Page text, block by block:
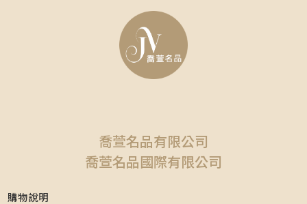
喬萱名品有限公司
喬萱名品國際有限公司
購物說明